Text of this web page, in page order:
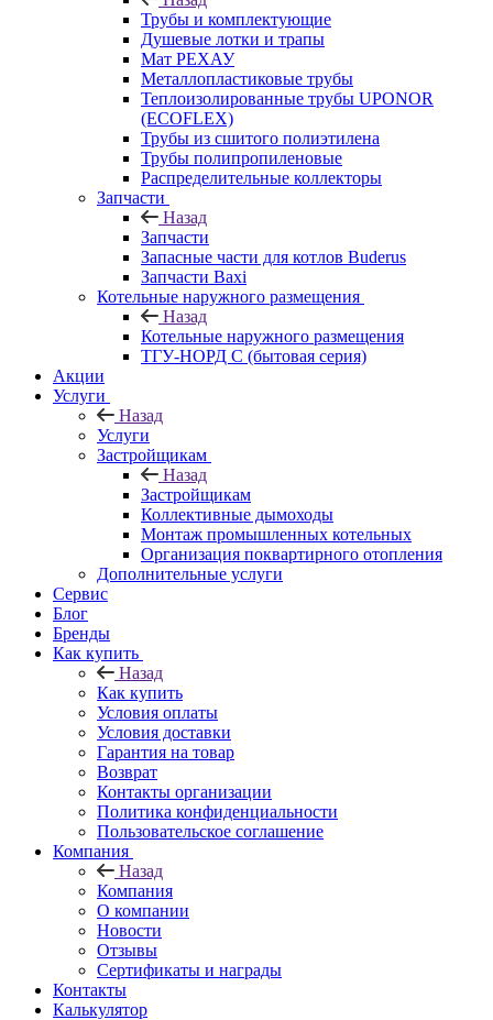
Трубы и комплектующие
Душевые лотки и трапы
Мат РЕХАУ
Металлопластиковые трубы
Теплоизолированные трубы UPONOR
(ECOFLEX)
Трубы из сшитого полиэтилена
Трубы полипропиленовые
Распределительные коллекторы
Запчасти
Назад
Запчасти
Запасные части для котлов Buderus
Запчасти Baxi
Котельные наружного размещения
Назад
Котельные наружного размещения
ТГУ-НОРД С (бытовая серия)
Акции
Услуги
Назад
Услуги
Застройщикам
Назад
Застройщикам
Коллективные дымоходы
Монтаж промышленных котельных
Организация поквартирного отопления
Дополнительные услуги
Сервис
Блог
Бренды
Как купить
Назад
Как купить
Условия оплаты
Условия доставки
Гарантия на товар
Возврат
Контакты организации
Политика конфиденциальности
Пользовательское соглашение
Компания
Назад
Компания
О компании
Новости
Отзывы
Сертификаты и награды
Контакты
Калькулятор